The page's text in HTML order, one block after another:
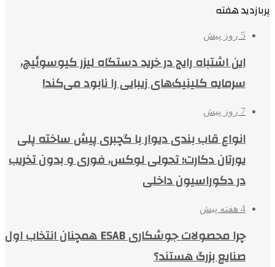
پربازدید هفته
5 روز پیش
این اشتباه رایج در خرید دستگاه لیزر کیوسوئیچ،
سرمایه کلینیک‌های زیبایی را نابود می‌کند!
7 روز پیش
انواع قاب بندی دیوار با گچبری پیش ساخته پلی
یورتان دکارت؛ تحولی لوکس، فوری و بدون تخریب
در دکوراسیون داخلی
4 هفته پیش
چرا محصولات جوشکاری ESAB همچنان انتخاب اول
صنایع بزرگ هستند؟